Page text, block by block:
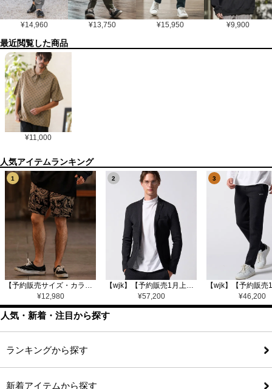
¥14,960 ¥13,750 ¥15,950 ¥9,900
最近閲覧した商品
¥11,000
1
【予約販売サイズ・カラーにより納期異なる】【CAMBIO(カンビオ)】Gobelin Short Pants ショートパンツ(CAM25SS-002)
¥12,980
2
【wjk】【予約販売1月上旬～中旬入荷】function knit jacket(jacquard check) ニットジャケット(207 mw08j)
¥57,200
3
¥46,200
人気・新着・注目から探す
ランキングから探す
新着アイテムから探す